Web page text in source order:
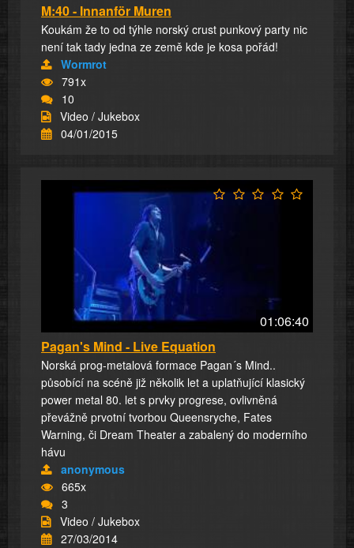
M:40 - Innanför Muren
Koukám že to od týhle norský crust punkový party nic
není tak tady jedna ze země kde je kosa pořád!
Wormrot
791x
10
Video / Jukebox
04/01/2015
01:06:40
Pagan's Mind - Live Equation
Norská prog-metalová formace Pagan´s Mind..
působící na scéně již několik let a uplatňující klasický
power metal 80. let s prvky progrese, ovlivněná
převážně prvotní tvorbou Queensryche, Fates
Warning, či Dream Theater a zabalený do moderního
hávu
anonymous
665x
3
Video / Jukebox
27/03/2014